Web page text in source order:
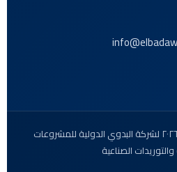
جميع الحقوق محفوظة © ٢٠٢٦ لشركة البدوي الدولية للمشروعات
الصناعية